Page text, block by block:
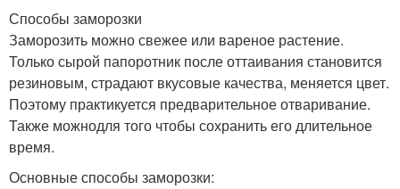
Способы заморозки
Заморозить можно свежее или вареное растение.
Только сырой папоротник после оттаивания становится
резиновым, страдают вкусовые качества, меняется цвет.
Поэтому практикуется предварительное отваривание.
Также можнодля того чтобы сохранить его длительное
время.
Основные способы заморозки: